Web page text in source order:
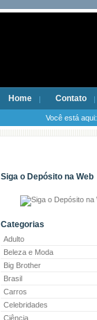
Home Contato
Você está aqui:
Siga o Depósito na Web
Categorias
Adulto
Beleza e Moda
Big Brother
Brasil
Carros
Celebridades
Ciência